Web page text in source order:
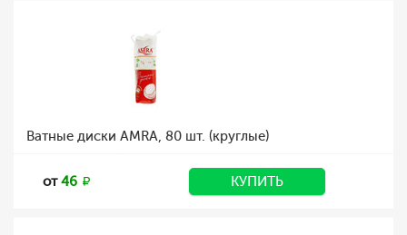
Ватные диски AMRA, 80 шт. (круглые)
от46 КУПИТЬ